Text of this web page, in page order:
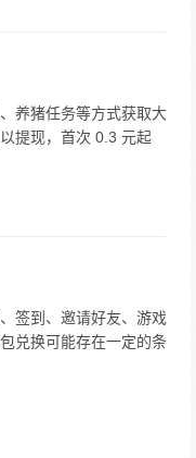
养猪任务等方式获取大
提现，首次 0.3 元起
签到、邀请好友、游戏
兑换可能存在一定的条